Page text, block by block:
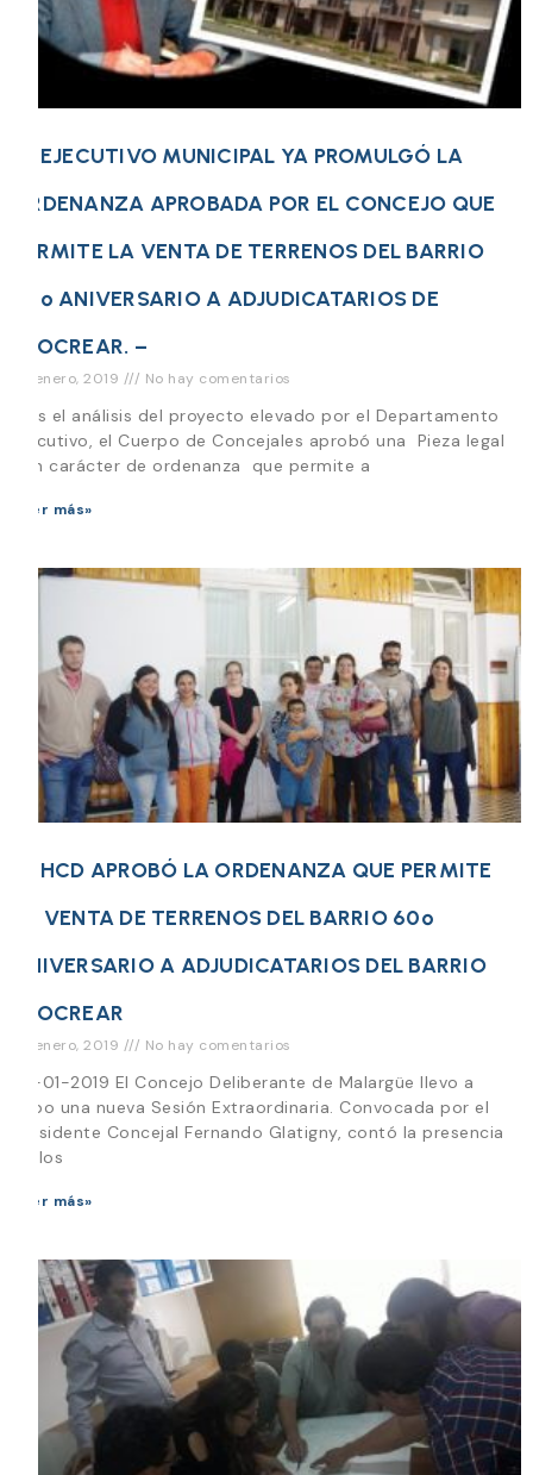
EL EJECUTIVO MUNICIPAL YA PROMULGÓ LA
ORDENANZA APROBADA POR EL CONCEJO QUE
PERMITE LA VENTA DE TERRENOS DEL BARRIO
60º ANIVERSARIO A ADJUDICATARIOS DE
PROCREAR. –
23 enero, 2019 No hay comentarios
Tras el análisis del proyecto elevado por el Departamento
Ejecutivo, el Cuerpo de Concejales aprobó una Pieza legal
con carácter de ordenanza que permite a
Leer más»
EL HCD APROBÓ LA ORDENANZA QUE PERMITE
LA VENTA DE TERRENOS DEL BARRIO 60º
ANIVERSARIO A ADJUDICATARIOS DEL BARRIO
PROCREAR
22 enero, 2019 No hay comentarios
22-01-2019 El Concejo Deliberante de Malargüe llevo a
cabo una nueva Sesión Extraordinaria. Convocada por el
Presidente Concejal Fernando Glatigny, contó la presencia
de los
Leer más»